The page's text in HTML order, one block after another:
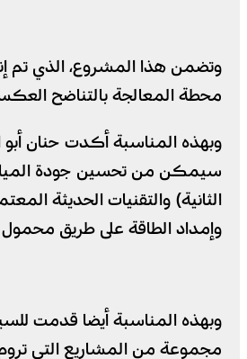
وتضمن هذا المشروع، الذي تم
محطة المعالجة بالتناضح
وبهذه المناسبة أكدت حنان أبو
وإمداد الطاقة على طريق محمول
وبهذه المناسبة أيضا قدمت
مجموعة من المشاريع التي تروم